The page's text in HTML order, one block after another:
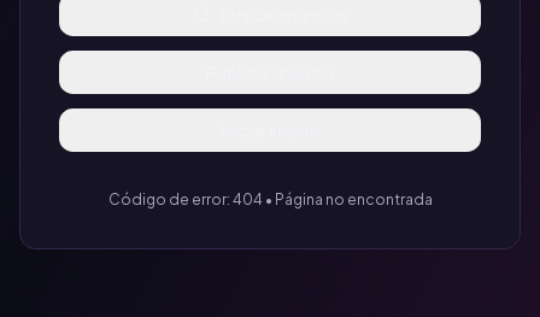
Código de error: 404 • Página no encontrada